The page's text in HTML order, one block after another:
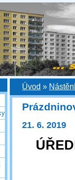
Úvod »
21. 6. 2019